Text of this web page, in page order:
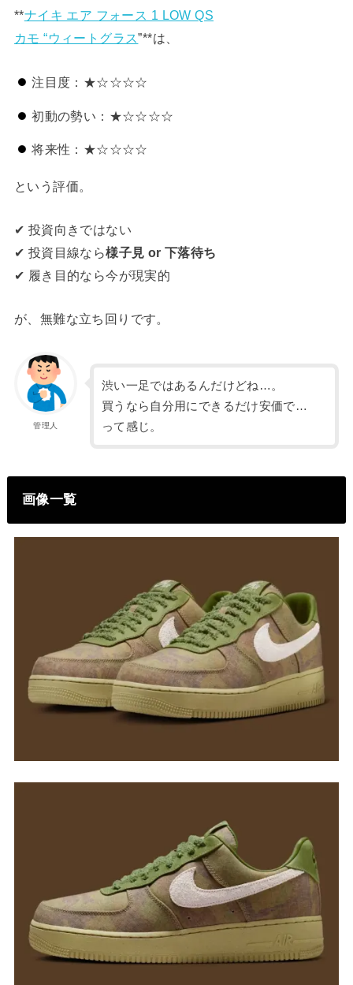
**ナイキ エア フォース 1 LOW QS
カモ “ウィートグラス”**は、
注目度：★☆☆☆☆
初動の勢い：★☆☆☆☆
将来性：★☆☆☆☆
という評価。
✔ 投資向きではない
✔ 投資目線なら様子見 or 下落待ち
✔ 履き目的なら今が現実的
が、無難な立ち回りです。
管理人
渋い一足ではあるんだけどね…。
買うなら自分用にできるだけ安価で…
って感じ。
画像一覧